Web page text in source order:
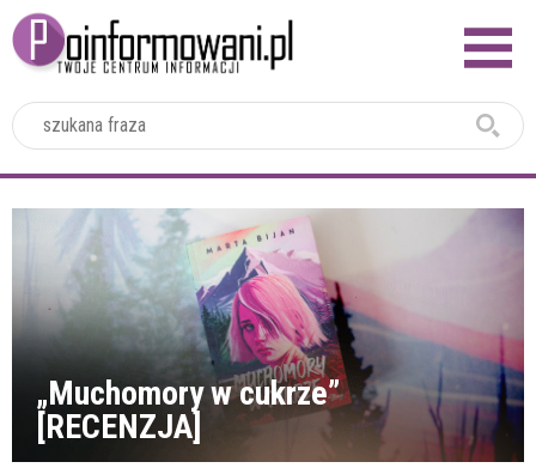
„Muchomory w cukrze”
[RECENZJA]